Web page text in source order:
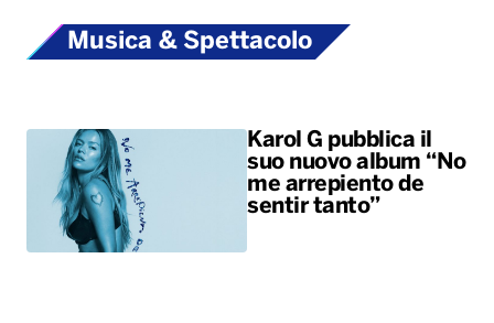
Musica & Spettacolo
Karol G pubblica il
suo nuovo album “No
me arrepiento de
sentir tanto”